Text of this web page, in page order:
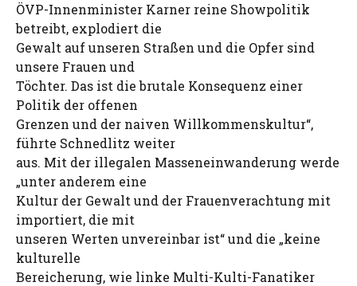
ÖVP-Innenminister Karner reine Showpolitik
betreibt, explodiert die
Gewalt auf unseren Straßen und die Opfer sind
unsere Frauen und
Töchter. Das ist die brutale Konsequenz einer
Politik der offenen
Grenzen und der naiven Willkommenskultur“,
führte Schnedlitz weiter
aus. Mit der illegalen Masseneinwanderung werde
„unter anderem eine
Kultur der Gewalt und der Frauenverachtung mit
importiert, die mit
unseren Werten unvereinbar ist“ und die „keine
kulturelle
Bereicherung, wie linke Multi-Kulti-Fanatiker